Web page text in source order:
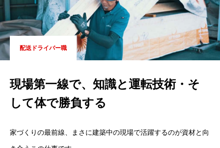
配送ドライバー職
現場第一線で、知識と運転技術・そ
して体で勝負する
家づくりの最前線、まさに建築中の現場で活躍するのが資材と向